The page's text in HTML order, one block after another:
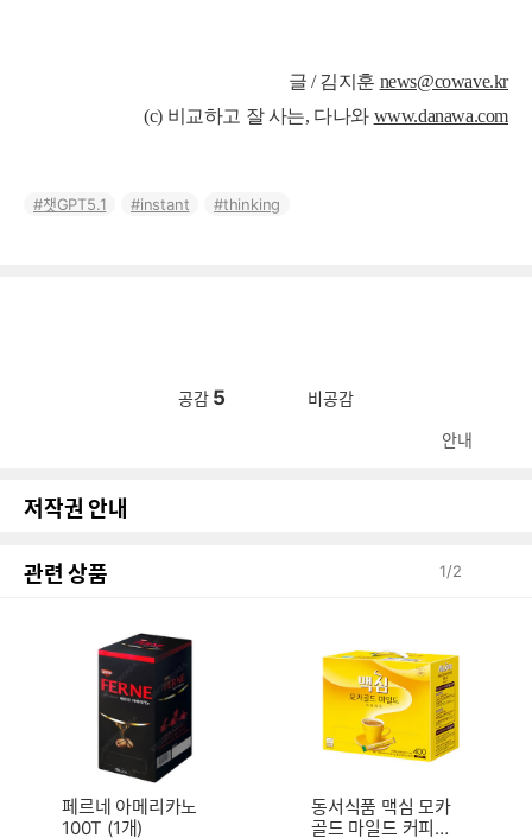
글 / 김지훈 news@cowave.kr
(c) 비교하고 잘 사는, 다나와 www.danawa.com
챗GPT5.1 instant thinking
공감 5 비공감
안내
저작권 안내
관련 상품 1/2
페르네 아메리카노
100T (1개)
동서식품 맥심 모카
골드 마일드 커피믹